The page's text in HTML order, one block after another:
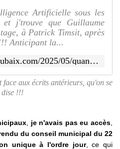
Artificielle sous les
j'trouve que Guillaume
à Patrick Timsit, après
Anticipant la...
https://www.sauvonsroubaix.com/2025/05/quand-la-delbarie-legue-nos-bijoux-de-famille-ca-me-casse-les-roubignoles.ouille-ouille-pas-vous-premiere-partie.html
aux écrits antérieurs, qu'on se
dise !!!
, je n'avais pas eu accès
du conseil municipal du 22
unique à l'ordre jour, ce qui